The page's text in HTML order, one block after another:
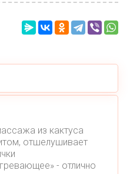
из кактуса
отшелушивает
- отлично